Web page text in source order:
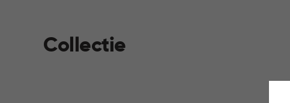
Collectie